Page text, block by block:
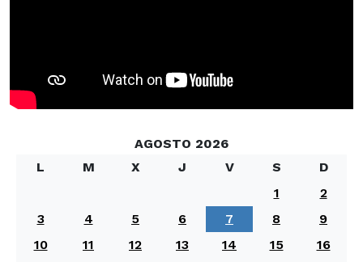
AGOSTO 2026
L
M X J V S
D
1
2
3
4 5 6 7 8
9
10
11 12 13 14 15
16